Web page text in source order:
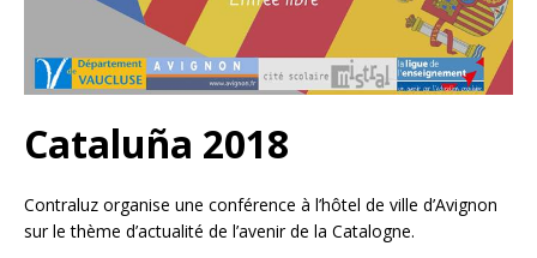
Cataluña 2018
Contraluz organise une conférence à l’hôtel de ville d’Avignon
sur le thème d’actualité de l’avenir de la Catalogne.